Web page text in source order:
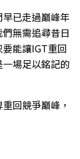
早已走過巔峰年
無需追尋昔日
能讓IGT重回
場足以銘記的
回競爭巔峰，